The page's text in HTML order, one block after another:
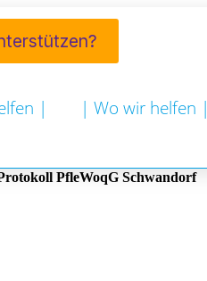
| | Wo wir helfen |
PfleWoqG Schwandorf